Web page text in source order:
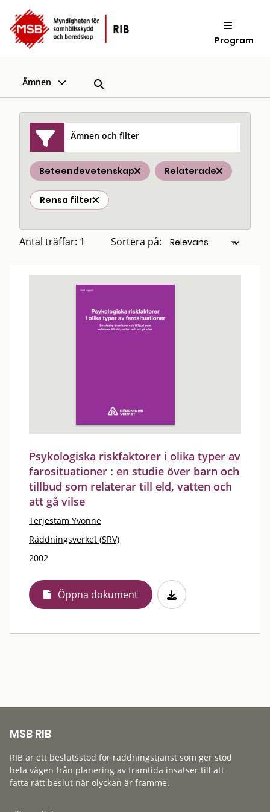
Program
Ämnen
Ämnen och filter
Beteendevetenskap Relaterade
Rensa filter
Antal träffar: 1 Sortera på:
Psykologiska riskfaktorer i olika typer av
farosituationer : en studie över barn och
tillbud som relaterar till eld, vatten och
att gå vilse
Terjestam Yvonne
Räddningsverket (SRV)
2002
Öppna dokument
MSB RIB
RIB är ett beslutsstöd för räddningstjänst som ger stöd
hela vägen från planering av framtida insatser till att
fatta rätt beslut när olyckan är framme.